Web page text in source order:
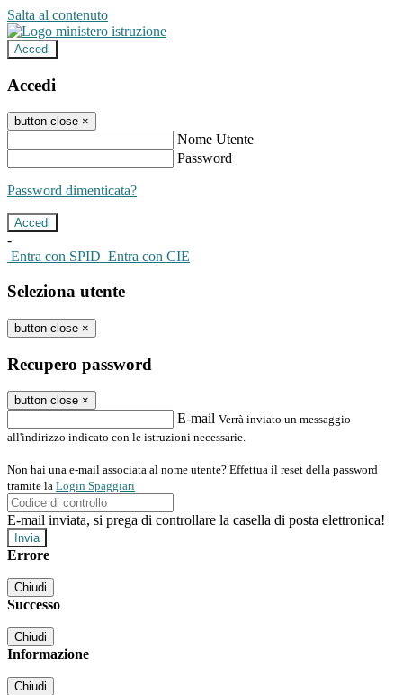
Salta al contenuto
Accedi
Accedi
button close ×
Nome Utente
Password
Password dimenticata?
-
Entra con SPID Entra con CIE
Seleziona utente
button close ×
Recupero password
button close ×
E-mail Verrà inviato un messaggio
all'indirizzo indicato con le istruzioni necessarie.
Non hai una e-mail associata al nome utente? Effettua il reset della password
tramite la Login Spaggiari
E-mail inviata, si prega di controllare la casella di posta elettronica!
Errore
Chiudi
Successo
Chiudi
Informazione
Chiudi